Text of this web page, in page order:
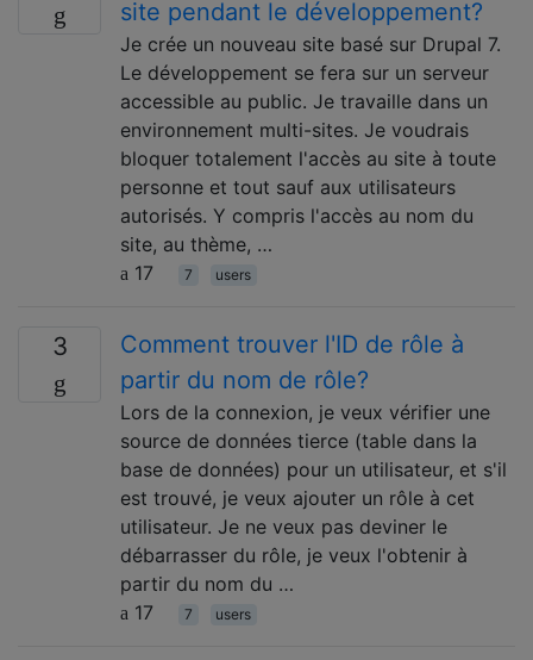
site pendant le développement?
Je crée un nouveau site basé sur Drupal 7.
Le développement se fera sur un serveur
accessible au public. Je travaille dans un
environnement multi-sites. Je voudrais
bloquer totalement l'accès au site à toute
personne et tout sauf aux utilisateurs
autorisés. Y compris l'accès au nom du
site, au thème, …
17
7 users
3
Comment trouver l'ID de rôle à
partir du nom de rôle?
Lors de la connexion, je veux vérifier une
source de données tierce (table dans la
base de données) pour un utilisateur, et s'il
est trouvé, je veux ajouter un rôle à cet
utilisateur. Je ne veux pas deviner le
débarrasser du rôle, je veux l'obtenir à
partir du nom du …
17
7 users